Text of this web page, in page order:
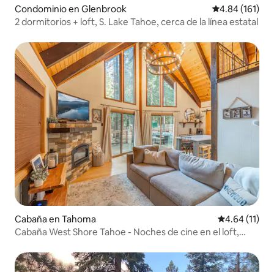
Condominio en Glenbrook Calificación
4.84 (161)
2 dormitorios + loft, S. Lake Tahoe, cerca de la línea estatal
Cabaña en Tahoma Calificación
4.64 (11)
Cabaña West Shore Tahoe - Noches de cine en el loft,